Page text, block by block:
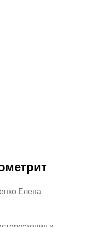
Елена